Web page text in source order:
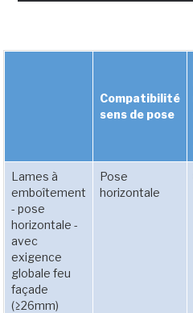
Compatibilité
sens de pose
Lames à
emboîtement
- pose
horizontale -
avec
exigence
globale feu
façade
(≥26mm)
Pose
horizontale